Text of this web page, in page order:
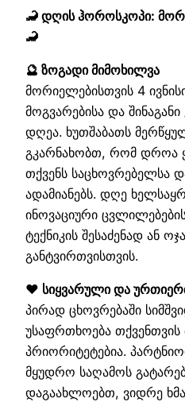
🦂 დღის ჰოროსკოპი:
🦂
🔮 ზოგადი მიმოხილვა
მორიელებისთვის 4
მოგვარებისა და
დღეა. ხუთშაბათს
გკარნახობთ, რომ დროა
თქვენს საცხოვრებელსა
ადამიანებს. დღე
ინოვაციური
ტექნიკის შესაძენად ან
განტვირთვისთვის.
❤️ სიყვარული და
პირად ცხოვრებაში
უსაფრთხოება თქვენთვის
პრიორიტეტებია.
მყუდრო საღამოს
დაგაახლოებთ, ვიდრე